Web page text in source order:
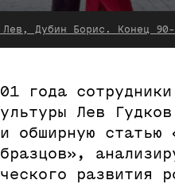
Дубин Борис. Конец 90-х годов:
года
Лев
обширную
развития